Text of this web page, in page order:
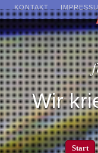
KONTAKT
Wir
Start